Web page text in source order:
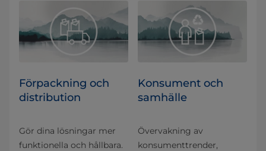
Förpackning och
distribution
Gör dina lösningar mer
funktionella och hållbara.
Konsument och
samhälle
Övervakning av
konsumenttrender,